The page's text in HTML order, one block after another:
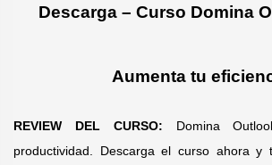
Descarga – Curso Domina
Aumenta tu
REVIEW DEL CURSO: Domina
productividad. Descarga el curso ahora y